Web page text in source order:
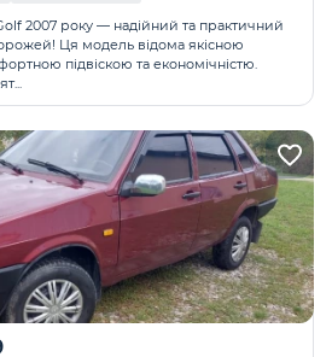
2007 року — надійний та практичний
Ця модель відома якісною
підвіскою та економічністю.